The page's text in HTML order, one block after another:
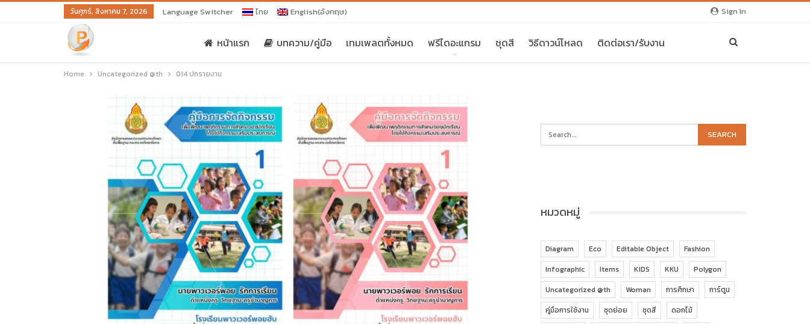
Sign In
วันศุกร์, สิงหาคม 7, 2026 Language Switcher ไทย English(อังกฤษ)
หน้าแรก บทความ/คู่มือ เทมเพลตทั้งหมด ฟรีไดอะแกรม ชุดสี วิธีดาวน์โหลด ติดต่อเรา/รับงาน
Home Uncategorized @th 014 ปกรายงาน
หมวดหมู่
Diagram Eco Editable Object
Fashion
Infographic
Items KIDS KKU
Polygon
Uncategorized @th
Woman การศึกษา
การ์ตูน
คู่มือการใช้งาน
ชุดย่อย ชุดสี
ดอกไม้